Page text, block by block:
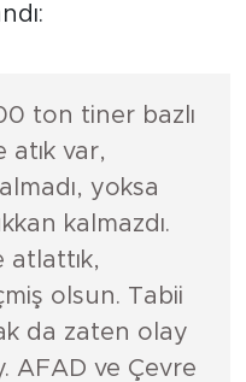
ton tiner bazlı
var,
yoksa
kalmazdı.
atlattık,
olsun. Tabii
da zaten olay
AFAD ve Çevre